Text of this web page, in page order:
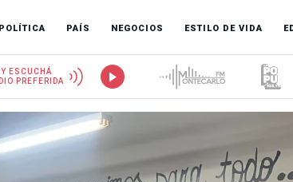
POLÍTICA PAÍS NEGOCIOS ESTILO DE VIDA
ESCUCHÁ
PREFERIDA